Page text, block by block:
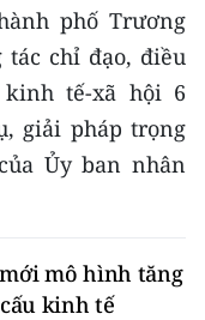
phố Trương
tác chỉ đạo, điều
tế-xã hội 6
giải pháp trọng
Ủy ban nhân
mô hình tăng
kinh tế